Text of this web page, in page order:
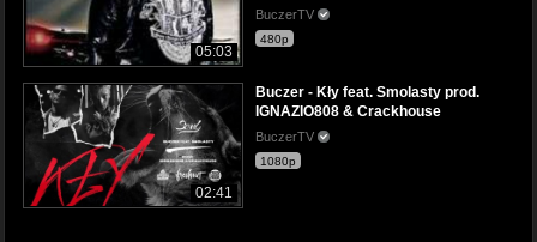
05:03
BuczerTV
480p
02:41
Buczer - Kły feat. Smolasty prod.
IGNAZIO808 & Crackhouse
BuczerTV
1080p